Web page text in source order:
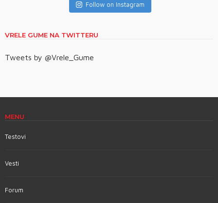
Follow on Instagram
VRELE GUME NA TWITTERU
Tweets by @Vrele_Gume
MENU
Testovi
Vesti
Forum